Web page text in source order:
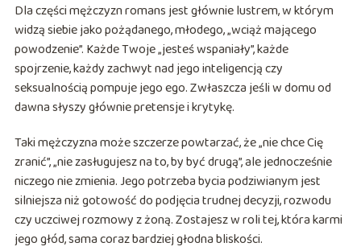
Dla części mężczyzn romans jest głównie lustrem, w którym
widzą siebie jako pożądanego, młodego, „wciąż mającego
powodzenie”. Każde Twoje „jesteś wspaniały”, każde
spojrzenie, każdy zachwyt nad jego inteligencją czy
seksualnością pompuje jego ego. Zwłaszcza jeśli w domu od
dawna słyszy głównie pretensje i krytykę.
Taki mężczyzna może szczerze powtarzać, że „nie chce Cię
zranić”, „nie zasługujesz na to, by być drugą”, ale jednocześnie
niczego nie zmienia. Jego potrzeba bycia podziwianym jest
silniejsza niż gotowość do podjęcia trudnej decyzji, rozwodu
czy uczciwej rozmowy z żoną. Zostajesz w roli tej, która karmi
jego głód, sama coraz bardziej głodna bliskości.